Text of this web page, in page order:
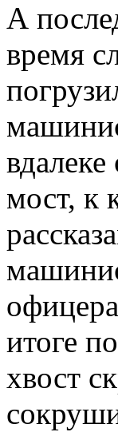
А
время
мост, к
итоге
хвост